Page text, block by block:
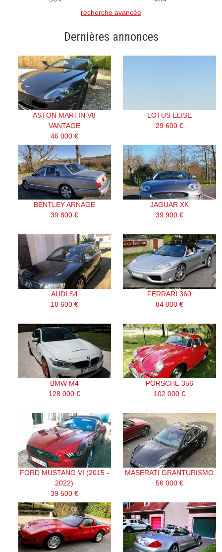
recherche avancée
Dernières annonces
ASTON MARTIN V8
VANTAGE
46 000 €
LOTUS ELISE
29 600 €
BENTLEY ARNAGE
39 800 €
JAGUAR XK
39 900 €
AUDI S4
18 600 €
FERRARI 360
84 000 €
BMW M4
128 000 €
PORSCHE 356
102 000 €
FORD MUSTANG VI (2015 -
2022)
39 500 €
MASERATI GRANTURISMO
56 000 €